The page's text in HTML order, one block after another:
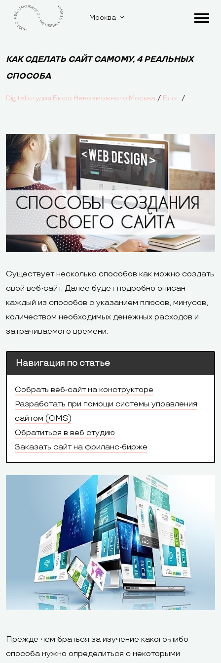
Москва
КАК СДЕЛАТЬ САЙТ САМОМУ, 4 РЕАЛЬНЫХ
СПОСОБА
Digital студия Бюро Невозможного Москва / Блог /
Существует несколько способов как можно создать
свой веб-сайт. Далее будет подробно описан
каждый из способов с указанием плюсов, минусов,
количеством необходимых денежных расходов и
затрачиваемого времени.
Навигация по статье
Собрать веб-сайт на конструкторе
Разработать при помощи системы управления
сайтом (CMS)
Обратиться в веб студию
Заказать сайт на фриланс-бирже
Прежде чем браться за изучение какого-либо
способа нужно определиться с некоторыми